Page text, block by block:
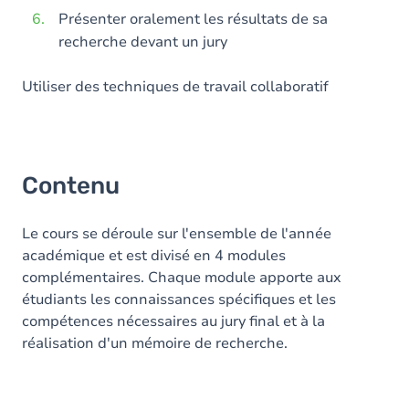
Présenter oralement les résultats de sa
recherche devant un jury
Utiliser des techniques de travail collaboratif
Contenu
Le cours se déroule sur l'ensemble de l'année
académique et est divisé en 4 modules
complémentaires. Chaque module apporte aux
étudiants les connaissances spécifiques et les
compétences nécessaires au jury final et à la
réalisation d'un mémoire de recherche.